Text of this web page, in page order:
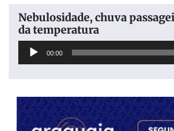
Nebulosidade, chuva
da temperatura
Tocador
00:00